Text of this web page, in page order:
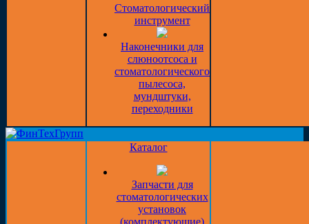
Стоматологический
инструмент
Наконечники для
слюноотсоса и
стоматологического
пылесоса,
мундштуки,
переходники
Каталог
Запчасти для
стоматологических
установок
(комплектующие)